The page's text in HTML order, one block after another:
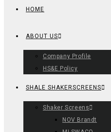
HOME
ABOUT US
Company Profile
HS&E Policy
SHALE SHAKERSCREENS
Shaker Screens
NOV Brandt